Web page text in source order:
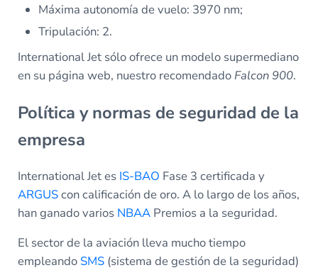
Máxima autonomía de vuelo: 3970 nm;
Tripulación: 2.
International Jet sólo ofrece un modelo supermediano
en su página web, nuestro recomendado Falcon 900.
Política y normas de seguridad de la
empresa
International Jet es IS-BAO Fase 3 certificada y
ARGUScon calificación de oro. A lo largo de los años,
han ganado varios NBAAPremios a la seguridad.
El sector de la aviación lleva mucho tiempo
empleando SMS(sistema de gestión de la seguridad)